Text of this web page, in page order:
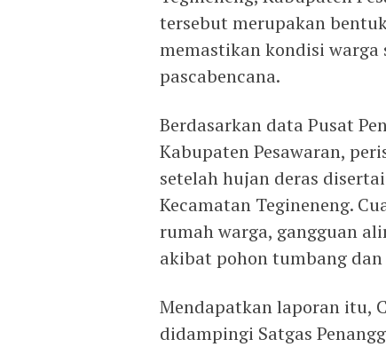
tersebut merupakan
memastikan kondisi warga
pascabencana.
Berdasarkan data Pusat
Kabupaten Pesawaran,
setelah hujan deras
Kecamatan Tegineneng.
rumah warga, gangguan
akibat pohon tumbang
Mendapatkan laporan itu,
didampingi Satgas